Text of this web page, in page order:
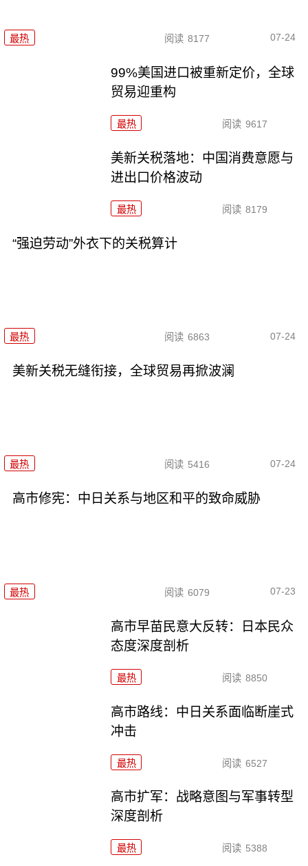
最热 阅读 8177 07-24
99%美国进口被重新定价，全球
贸易迎重构
最热 阅读 9617
美新关税落地：中国消费意愿与
进出口价格波动
最热 阅读 8179
“强迫劳动”外衣下的关税算计
最热 阅读 6863 07-24
美新关税无缝衔接，全球贸易再掀波澜
最热 阅读 5416 07-24
高市修宪：中日关系与地区和平的致命威胁
最热 阅读 6079 07-23
高市早苗民意大反转：日本民众
态度深度剖析
最热 阅读 8850
高市路线：中日关系面临断崖式
冲击
最热 阅读 6527
高市扩军：战略意图与军事转型
深度剖析
最热 阅读 5388